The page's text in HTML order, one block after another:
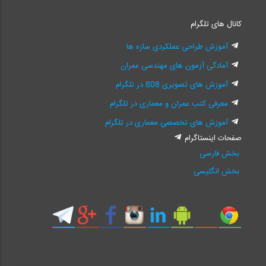
کانال های تلگرام
آموزش طراحی عملکردی سازه ها
آمادگی آزمون های مهندسی عمران
آموزش های تصویری 808 در تلگرام
معرفی کتب عمران و معماری در تلگرام
آموزش های تخصصی معماری در تلگرام
صفحات اینستاگرام
بخش فارسی
بخش انگلیسی